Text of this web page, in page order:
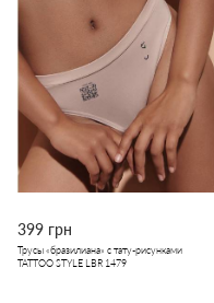
399 грн
Трусы «бразилиана» с тату-рисунками
TATTOO STYLE LBR 1479